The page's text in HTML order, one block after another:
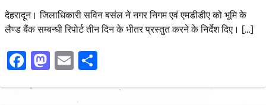
देहरादून। जिलाधिकारी सविन बसंल ने नगर निगम एवं एमडीडीए को भूमि के
लैण्ड बैंक सम्बन्धी रिपोर्ट तीन दिन के भीतर प्रस्तुत करने के निर्देश दिए। […]
Facebook
Mastodon
Email